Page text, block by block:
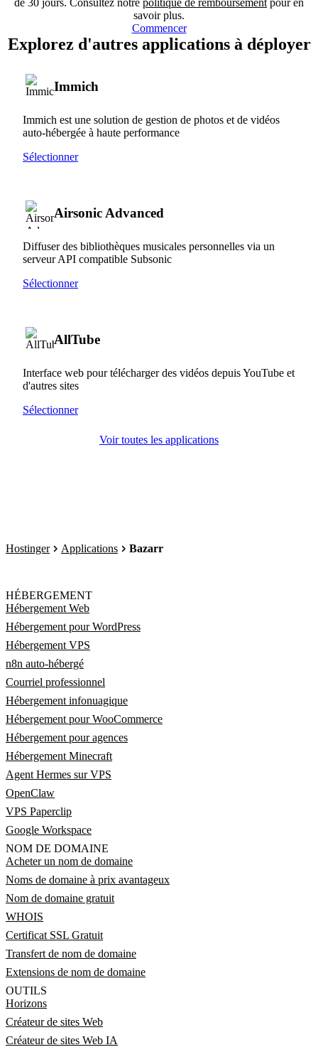
savoir plus.
Commencer
Explorez d'autres applications à déployer
Immich
Immich est une solution de gestion de photos et de vidéos
auto-hébergée à haute performance
Sélectionner
Airsonic Advanced
Diffuser des bibliothèques musicales personnelles via un
serveur API compatible Subsonic
Sélectionner
AllTube
Interface web pour télécharger des vidéos depuis YouTube et
d'autres sites
Sélectionner
Voir toutes les applications
Hostinger Applications Bazarr
HÉBERGEMENT
Hébergement Web
Hébergement pour WordPress
Hébergement VPS
n8n auto-hébergé
Courriel professionnel
Hébergement infonuagique
Hébergement pour WooCommerce
Hébergement pour agences
Hébergement Minecraft
Agent Hermes sur VPS
OpenClaw
VPS Paperclip
Google Workspace
NOM DE DOMAINE
Acheter un nom de domaine
Noms de domaine à prix avantageux
Nom de domaine gratuit
WHOIS
Certificat SSL Gratuit
Transfert de nom de domaine
Extensions de nom de domaine
OUTILS
Horizons
Créateur de sites Web
Créateur de sites Web IA